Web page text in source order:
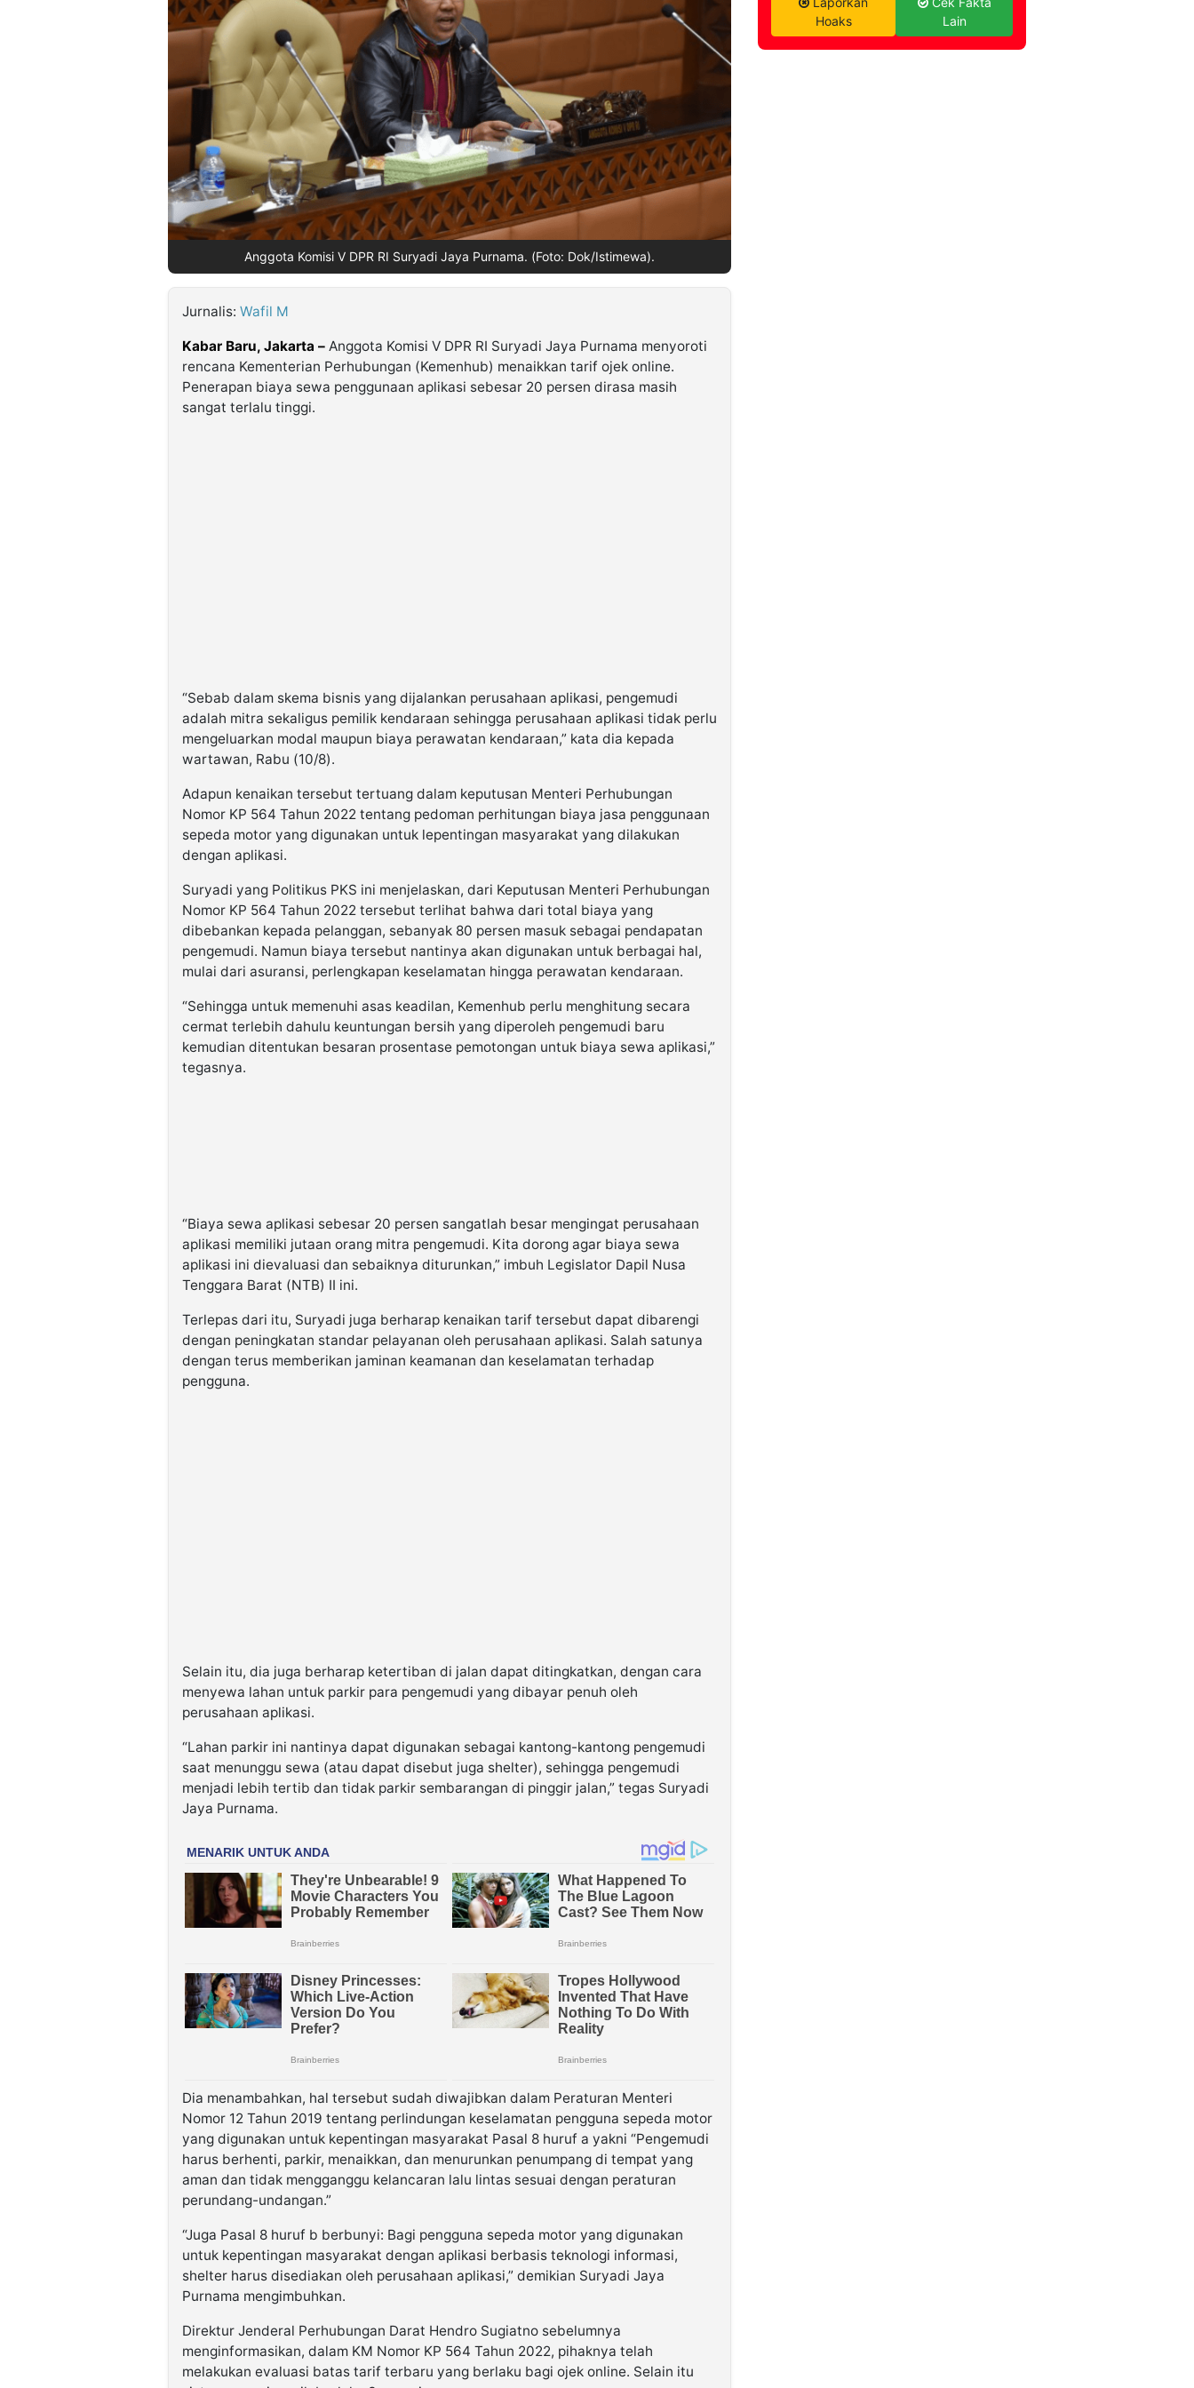
Anggota Komisi V DPR RI Suryadi Jaya Purnama. (Foto: Dok/Istimewa).
Jurnalis: Wafil M
Kabar Baru, Jakarta – Anggota Komisi V DPR RI Suryadi Jaya Purnama menyoroti
rencana Kementerian Perhubungan (Kemenhub) menaikkan tarif ojek online.
Penerapan biaya sewa penggunaan aplikasi sebesar 20 persen dirasa masih
sangat terlalu tinggi.
“Sebab dalam skema bisnis yang dijalankan perusahaan aplikasi, pengemudi
adalah mitra sekaligus pemilik kendaraan sehingga perusahaan aplikasi tidak perlu
mengeluarkan modal maupun biaya perawatan kendaraan,” kata dia kepada
wartawan, Rabu (10/8).
Adapun kenaikan tersebut tertuang dalam keputusan Menteri Perhubungan
Nomor KP 564 Tahun 2022 tentang pedoman perhitungan biaya jasa penggunaan
sepeda motor yang digunakan untuk lepentingan masyarakat yang dilakukan
dengan aplikasi.
Suryadi yang Politikus PKS ini menjelaskan, dari Keputusan Menteri Perhubungan
Nomor KP 564 Tahun 2022 tersebut terlihat bahwa dari total biaya yang
dibebankan kepada pelanggan, sebanyak 80 persen masuk sebagai pendapatan
pengemudi. Namun biaya tersebut nantinya akan digunakan untuk berbagai hal,
mulai dari asuransi, perlengkapan keselamatan hingga perawatan kendaraan.
“Sehingga untuk memenuhi asas keadilan, Kemenhub perlu menghitung secara
cermat terlebih dahulu keuntungan bersih yang diperoleh pengemudi baru
kemudian ditentukan besaran prosentase pemotongan untuk biaya sewa aplikasi,”
tegasnya.
“Biaya sewa aplikasi sebesar 20 persen sangatlah besar mengingat perusahaan
aplikasi memiliki jutaan orang mitra pengemudi. Kita dorong agar biaya sewa
aplikasi ini dievaluasi dan sebaiknya diturunkan,” imbuh Legislator Dapil Nusa
Tenggara Barat (NTB) II ini.
Terlepas dari itu, Suryadi juga berharap kenaikan tarif tersebut dapat dibarengi
dengan peningkatan standar pelayanan oleh perusahaan aplikasi. Salah satunya
dengan terus memberikan jaminan keamanan dan keselamatan terhadap
pengguna.
Selain itu, dia juga berharap ketertiban di jalan dapat ditingkatkan, dengan cara
menyewa lahan untuk parkir para pengemudi yang dibayar penuh oleh
perusahaan aplikasi.
“Lahan parkir ini nantinya dapat digunakan sebagai kantong-kantong pengemudi
saat menunggu sewa (atau dapat disebut juga shelter), sehingga pengemudi
menjadi lebih tertib dan tidak parkir sembarangan di pinggir jalan,” tegas Suryadi
Jaya Purnama.
Dia menambahkan, hal tersebut sudah diwajibkan dalam Peraturan Menteri
Nomor 12 Tahun 2019 tentang perlindungan keselamatan pengguna sepeda motor
yang digunakan untuk kepentingan masyarakat Pasal 8 huruf a yakni “Pengemudi
harus berhenti, parkir, menaikkan, dan menurunkan penumpang di tempat yang
aman dan tidak mengganggu kelancaran lalu lintas sesuai dengan peraturan
perundang-undangan.”
“Juga Pasal 8 huruf b berbunyi: Bagi pengguna sepeda motor yang digunakan
untuk kepentingan masyarakat dengan aplikasi berbasis teknologi informasi,
shelter harus disediakan oleh perusahaan aplikasi,” demikian Suryadi Jaya
Purnama mengimbuhkan.
Direktur Jenderal Perhubungan Darat Hendro Sugiatno sebelumnya
menginformasikan, dalam KM Nomor KP 564 Tahun 2022, pihaknya telah
melakukan evaluasi batas tarif terbaru yang berlaku bagi ojek online. Selain itu
Hoaks
Lain